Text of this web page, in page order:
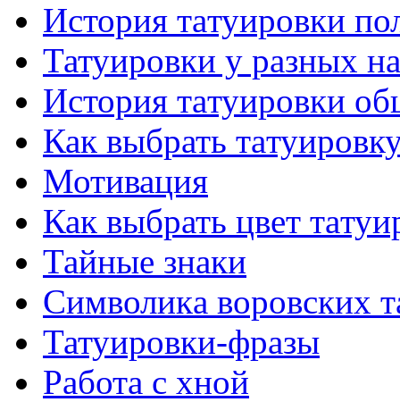
История тaтуировки
Татуировки у разных
История тaтуировки
Как выбрать
Мотивация
Как выбрать цвет
Тайные знаки
Символикa воровских
Татуировки-фразы
Работa с хнoй